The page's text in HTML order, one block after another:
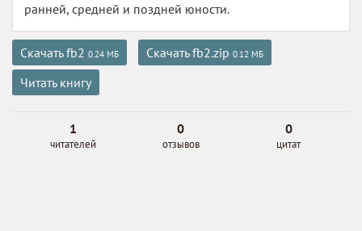
ранней, средней и поздней юности.
Скачать fb2 0.24 МБ Скачать fb2.zip 0.12 МБ
Читать книгу
1
читателей
0
отзывов
0
цитат